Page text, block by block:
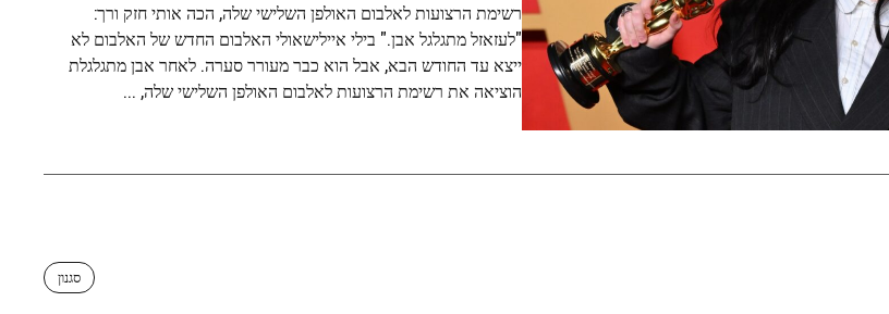
רשימת הרצועות לאלבום האולפן השלישי שלה, הכה אותי חזק ורך:
"לעזאזל מתגלגל אבן." בילי איילישאולי האלבום החדש של האלבום לא
ייצא עד החודש הבא, אבל הוא כבר מעורר סערה. לאחר אבן מתגלגלת
הוציאה את רשימת הרצועות לאלבום האולפן השלישי שלה, ...
סגנון